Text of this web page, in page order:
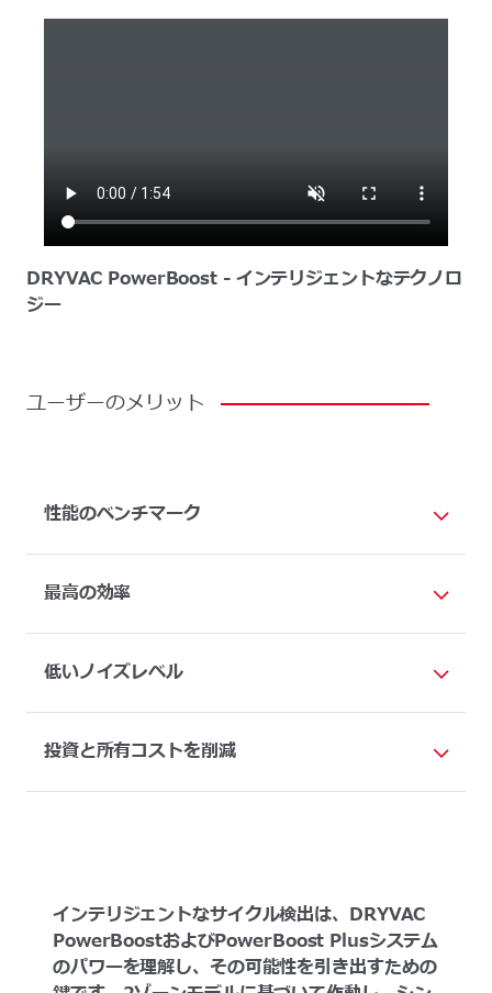
DRYVAC PowerBoost - インテリジェントなテクノロ
ジー
ユーザーのメリット
性能のベンチマーク
最高の効率
低いノイズレベル
投資と所有コストを削減
インテリジェントなサイクル検出は、DRYVAC
PowerBoostおよびPowerBoost Plusシステム
のパワーを理解し、その可能性を引き出すための